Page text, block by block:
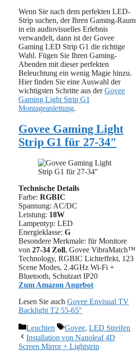
Wenn Sie nach dem perfekten LED-
Strip suchen, der Ihren Gaming-Raum
in ein audiovisuelles Erlebnis
verwandelt, dann ist der Govee
Gaming LED Strip G1 die richtige
Wahl. Fügen Sie Ihren Gaming-
Abenden mit dieser perfekten
Beleuchtung ein wenig Magie hinzu.
Hier finden Sie eine Auswahl der
wichtigsten Schritte aus derGovee
Gaming Light Strip G1
Montageanleitung.
Govee Gaming Light
Strip G1 für 27-34″
Technische Details
Farbe: RGBIC
Spannung: AC/DC
Leistung: 18W
Lampentyp: LED
Energieklasse: G
Besondere Merkmale: für Monitore
von 27-34 Zoll, Govee VibraMatch™
Technology, RGBIC Lichteffekt, 123
Scene Modes, 2.4GHz Wi-Fi +
Bluetooth, Schutzart IP20
Zum Amazon Angebot
Lesen Sie auch Govee Envisual TV
Backlight T2 55-65″
Kategorien
Leuchten Schlagwörter
Govee, LED Streifen
Installation von Nanoleaf 4D
Screen Mirror + Lightstrip